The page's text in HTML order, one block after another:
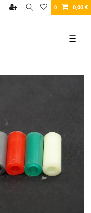
0 0,00 €
☰